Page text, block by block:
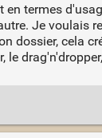
termes
Je voulais
dossier, cela
le